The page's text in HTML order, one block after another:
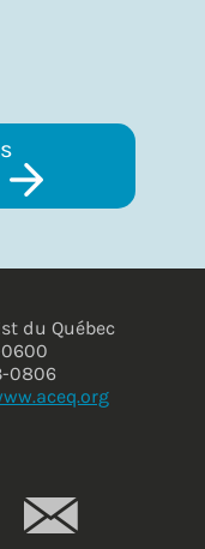
du Québec
0600
0806